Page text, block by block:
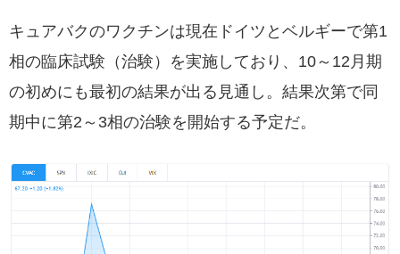
キュアバクのワクチンは現在ドイツとベルギーで第1
相の臨床試験（治験）を実施しており、10～12月期
の初めにも最初の結果が出る見通し。結果次第で同
期中に第2～3相の治験を開始する予定だ。